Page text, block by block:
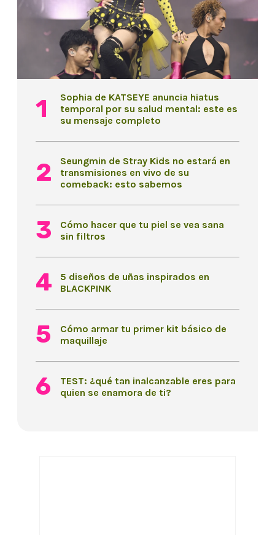
Sophia de KATSEYE anuncia hiatus
temporal por su salud mental: este es
su mensaje completo
Seungmin de Stray Kids no estará en
transmisiones en vivo de su
comeback: esto sabemos
Cómo hacer que tu piel se vea sana
sin filtros
5 diseños de uñas inspirados en
BLACKPINK
Cómo armar tu primer kit básico de
maquillaje
TEST: ¿qué tan inalcanzable eres para
quien se enamora de ti?